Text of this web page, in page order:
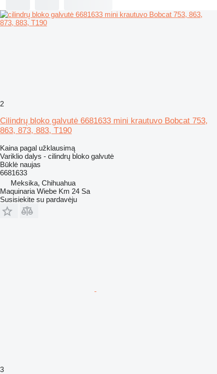
2
Cilindrų bloko galvutė 6681633 mini krautuvo Bobcat 753,
863, 873, 883, T190
Kaina pagal užklausimą
Variklio dalys - cilindrų bloko galvutė
Būklė naujas
6681633
Meksika, Chihuahua
Maquinaria Wiebe Km 24 Sa
Susisiekite su pardavėju
3